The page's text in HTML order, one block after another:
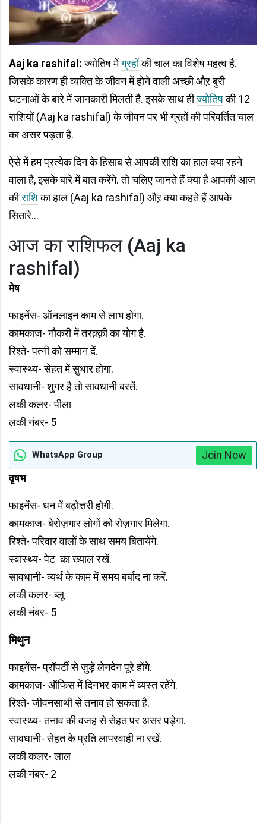
Aaj ka rashifal:ज्योतिष मेंग्रहोंकी चाल का विशेष महत्व है.
जिसके कारण ही व्यक्ति के जीवन में होने वाली अच्छी औऱ बुरी
घटनाओं के बारे में जानकारी मिलती है. इसके साथ हीज्योतिषकी 12
राशियों (Aaj ka rashifal) के जीवन पर भी ग्रहों की परिवर्तित चाल
का असर पड़ता है.
ऐसे में हम प्रत्येक दिन के हिसाब से आपकी राशि का हाल क्या रहने
वाला है, इसके बारे में बात करेंगे. तो चलिए जानते हैंं क्या है आपकी आज
कीराशिका हाल (Aaj ka rashifal) औऱ क्या कहते हैं आपके
सितारे…
आज का राशिफल (Aaj ka
rashifal)
मेष
फाइनेंस- ऑनलाइन काम से लाभ होगा.
कामकाज- नौकरी में तरक़्क़ी का योग है.
रिश्ते- पत्नी को सम्मान दें.
स्वास्थ्य- सेहत में सुधार होगा.
सावधानी- शुगर है तो सावधानी बरतें.
लकी कलर- पीला
लकी नंबर- 5
WhatsApp Group
Join Now
वृषभ
फाइनेंस- धन में बढ़ोत्तरी होगी.
कामकाज- बेरोज़गार लोगों को रोज़गार मिलेगा.
रिश्ते- परिवार वालों के साथ समय बितायेंगे.
स्वास्थ्य- पेट का ख्याल रखें.
सावधानी- व्यर्थ के काम में समय बर्बाद ना करें.
लकी कलर- ब्लू
लकी नंबर- 5
मिथुन
फाइनेंस- प्रॉपर्टी से जुड़े लेनदेन पूरे होंगे.
कामकाज- ऑफिस में दिनभर काम में व्यस्त रहेंगे.
रिश्ते- जीवनसाथी से तनाव हो सकता है.
स्वास्थ्य- तनाव की वजह से सेहत पर असर पड़ेगा.
सावधानी- सेहत के प्रति लापरवाही ना रखें.
लकी कलर- लाल
लकी नंबर- 2